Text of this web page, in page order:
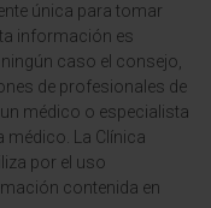
única para tomar
información es
caso el consejo,
de profesionales de
médico o especialista
La Clínica
por el uso
contenida en